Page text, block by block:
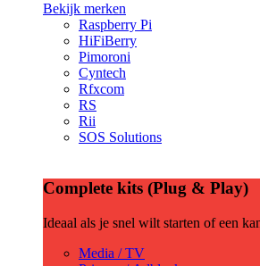
Bekijk merken
Raspberry Pi
HiFiBerry
Pimoroni
Cyntech
Rfxcom
RS
Rii
SOS Solutions
Complete kits (Plug & Play)
Ideaal als je snel wilt starten of een
Media / TV